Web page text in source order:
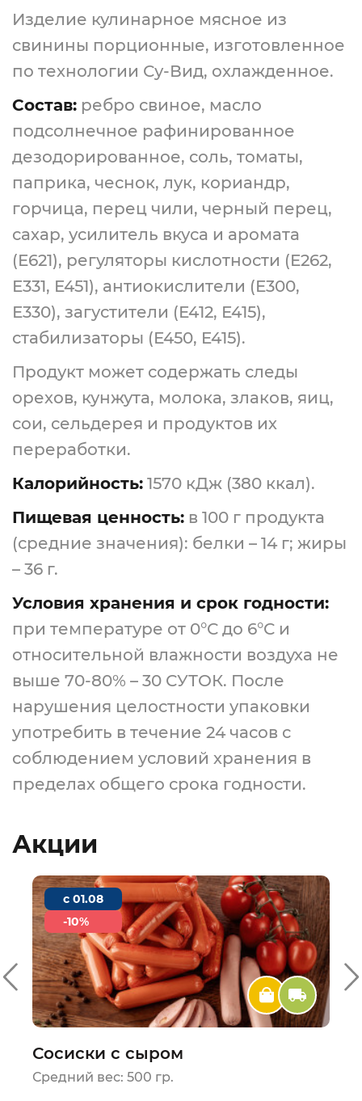
Изделие кулинарное мясное из
свинины порционные, изготовленное
по технологии Су-Вид, охлажденное.
Состав: ребро свиное, масло
подсолнечное рафинированное
дезодорированное, соль, томаты,
паприка, чеснок, лук, кориандр,
горчица, перец чили, черный перец,
сахар, усилитель вкуса и аромата
(Е621), регуляторы кислотности (Е262,
Е331, Е451), антиокислители (Е300,
Е330), загустители (Е412, Е415),
стабилизаторы (Е450, E415).
Продукт может содержать следы
орехов, кунжута, молока, злаков, яиц,
сои, сельдерея и продуктов их
переработки.
Калорийность: 1570 кДж (380 ккал).
Пищевая ценность: в 100 г продукта
(средние значения): белки – 14 г; жиры
– 36 г.
Условия хранения и срок годности:
при температуре от 0°С до 6°С и
относительной влажности воздуха не
выше 70-80% – 30 СУТОК. После
нарушения целостности упаковки
употребить в течение 24 часов с
соблюдением условий хранения в
пределах общего срока годности.
Акции
c 01.08
-10%
Сосиски с сыром
Средний вес: 500 гр.